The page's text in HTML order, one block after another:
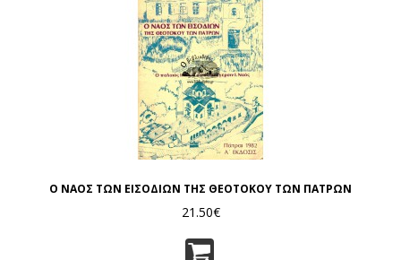
Ο ΝΑΟΣ ΤΩΝ ΕΙΣΟΔΙΩΝ ΤΗΣ ΘΕΟΤΟΚΟΥ ΤΩΝ ΠΑΤΡΩΝ
21.50€